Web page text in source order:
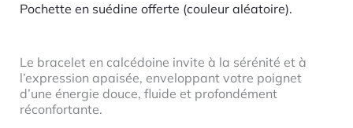
Pochette en suédine offerte (couleur aléatoire).
Le bracelet en calcédoine invite à la sérénité et à
l’expression apaisée, enveloppant votre poignet
d’une énergie douce, fluide et profondément
réconfortante.